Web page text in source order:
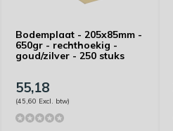
Bodemplaat - 205x85mm -
650gr - rechthoekig -
goud/zilver - 250 stuks
55,18
(45,60 Excl. btw)